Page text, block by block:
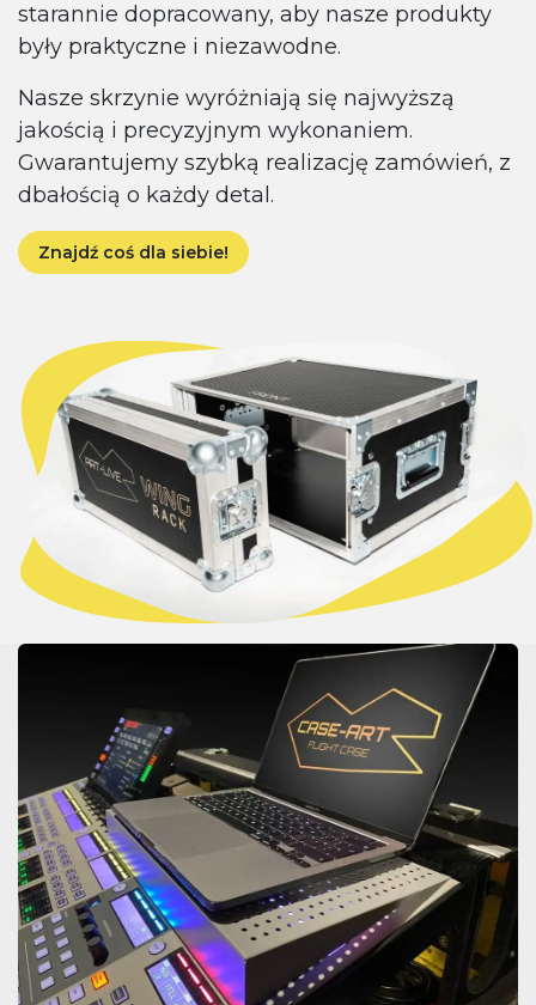
starannie dopracowany, aby nasze produkty
były praktyczne i niezawodne.
Nasze skrzynie wyróżniają się najwyższą
jakością i precyzyjnym wykonaniem.
Gwarantujemy szybką realizację zamówień, z
dbałością o każdy detal.
Znajdź coś dla siebie!